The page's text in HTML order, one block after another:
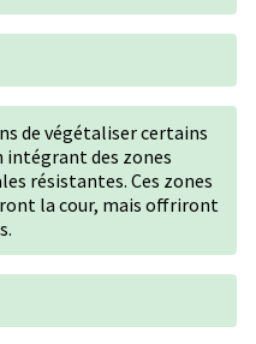
de végétaliser certains
intégrant des zones
résistantes. Ces zones
la cour, mais offriront